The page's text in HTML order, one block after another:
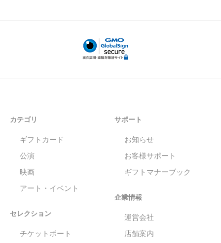
カテゴリ
ギフトカード
公演
映画
アート・イベント
セレクション
チケットポート
サポート
お知らせ
お客様サポート
ギフトマナーブック
企業情報
運営会社
店舗案内